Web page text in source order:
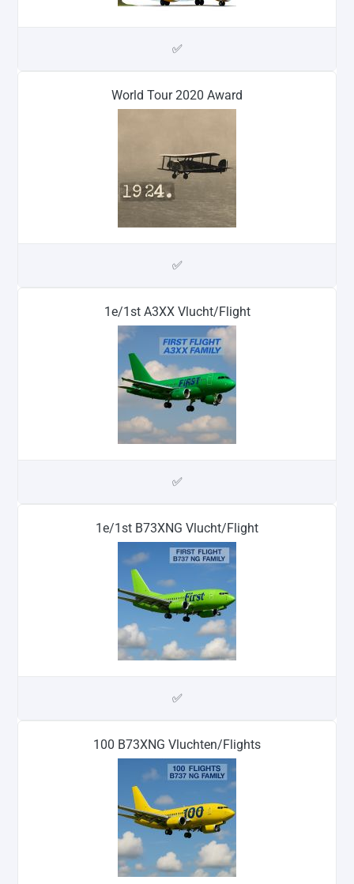
✅
World Tour 2020 Award
✅
1e/1st A3XX Vlucht/Flight
✅
1e/1st B73XNG Vlucht/Flight
✅
100 B73XNG Vluchten/Flights